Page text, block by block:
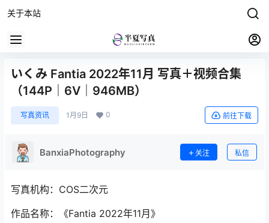
关于本站
いくみ Fantia 2022年11月 写真＋视频合集
（144P｜6V｜946MB）
写真资讯 1月9日 0 前往下载
BanxiaPhotography 关注 私信
写真机构：COS二次元
作品名称：《Fantia 2022年11月》